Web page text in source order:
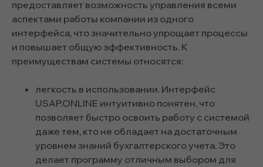
предоставляет возможность управления всеми
аспектами работы компании из одного
интерфейса, что значительно упрощает процессы
и повышает общую эффективность. К
преимуществам системы относятся:
легкость в использовании. Интерфейс
USAP.ONLINE интуитивно понятен, что
позволяет быстро освоить работу с системой
даже тем, кто не обладает на достаточным
уровнем знаний бухгалтерского учета. Это
делает программу отличным выбором для